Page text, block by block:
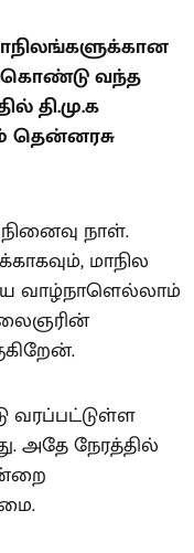
கொண்டு வந்த
தி.மு.க
தென்னரசு
நாள்.
மாநில
வாழ்நாளெல்லாம்
வரப்பட்டுள்ள
அதே நேரத்தில்